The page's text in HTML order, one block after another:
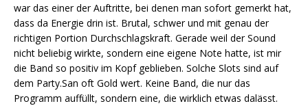
war das einer der Auftritte, bei denen man sofort gemerkt hat,
dass da Energie drin ist. Brutal, schwer und mit genau der
richtigen Portion Durchschlagskraft. Gerade weil der Sound
nicht beliebig wirkte, sondern eine eigene Note hatte, ist mir
die Band so positiv im Kopf geblieben. Solche Slots sind auf
dem Party.San oft Gold wert. Keine Band, die nur das
Programm auffüllt, sondern eine, die wirklich etwas dalässt.